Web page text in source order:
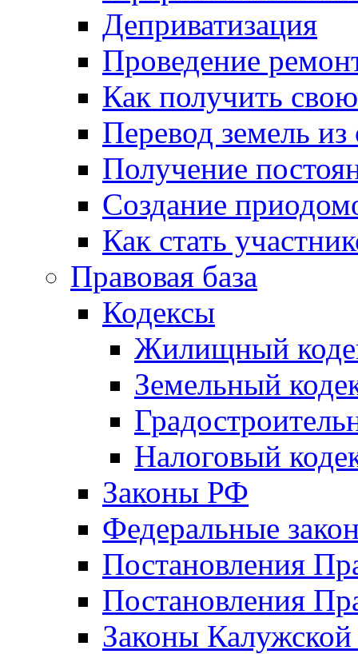
Деприватизация
Проведение
Как получить
Перевод земель
Получение
Создание
Как стать
Правовая база
Кодексы
Жилищный
Земельный
Налоговый
Законы РФ
Федеральные
Постановления
Постановления
Законы Калужской